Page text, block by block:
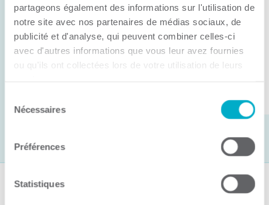
partageons également des informations sur l'utilisation de
notre site avec nos partenaires de médias sociaux, de
publicité et d'analyse, qui peuvent combiner celles-ci
avec d'autres informations que vous leur avez fournies
ou qu'ils ont collectées lors de votre utilisation de leurs
Nécessaires
Préférences
Statistiques
C’est lors de son assemblée générale annuelle
tenue hier que la Chambre de commerce et
d’industries de ...
Suivez-nous